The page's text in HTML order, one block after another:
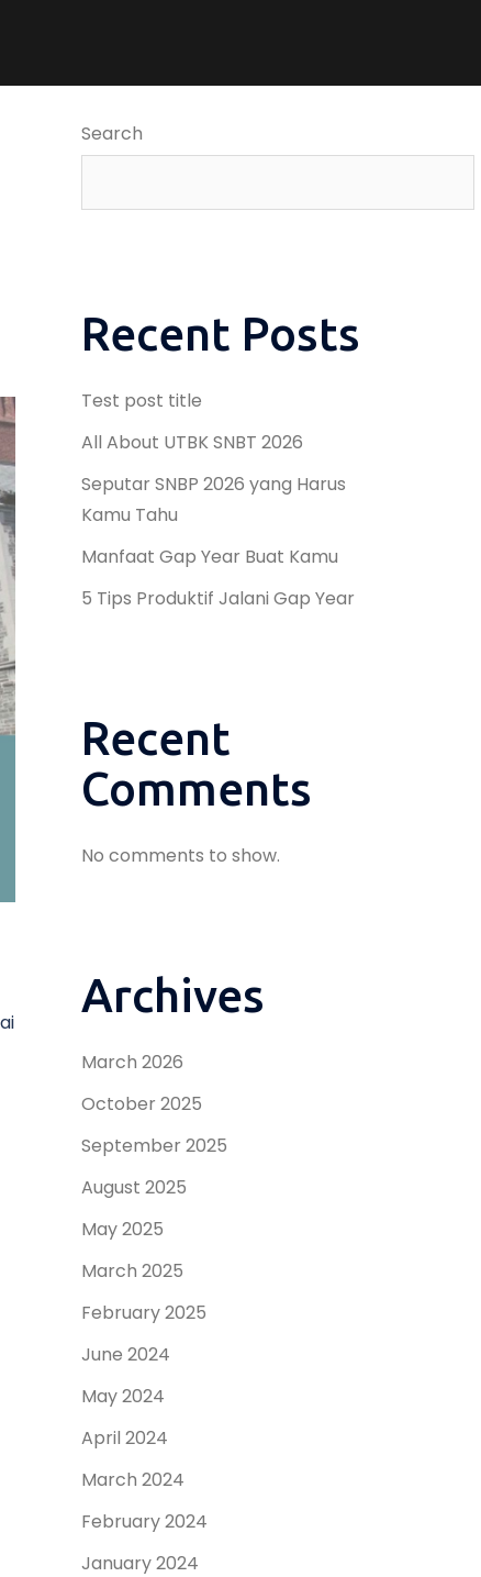
Search
Recent Posts
Test post title
All About UTBK SNBT 2026
Seputar SNBP 2026 yang Harus
Kamu Tahu
Manfaat Gap Year Buat Kamu
5 Tips Produktif Jalani Gap Year
Recent
Comments
No comments to show.
Archives
March 2026
October 2025
September 2025
August 2025
May 2025
March 2025
February 2025
June 2024
May 2024
April 2024
March 2024
February 2024
January 2024